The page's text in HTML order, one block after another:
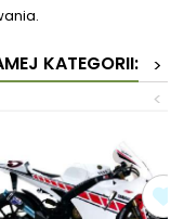
KATEGORII:
>
<